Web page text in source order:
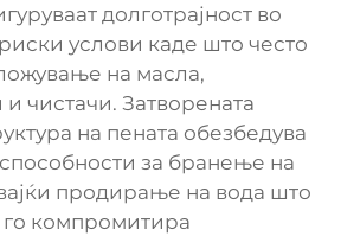
долготрајност во
услови каде што често
на масла,
чистачи. Затворената
на пената обезбедува
за бранење на
продирање на вода што
компромитира